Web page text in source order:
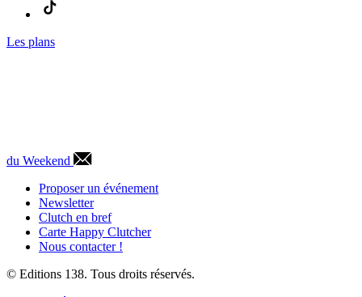
Les plans
du Weekend
Proposer un événement
Newsletter
Clutch en bref
Carte Happy Clutcher
Nous contacter !
© Editions 138. Tous droits réservés.